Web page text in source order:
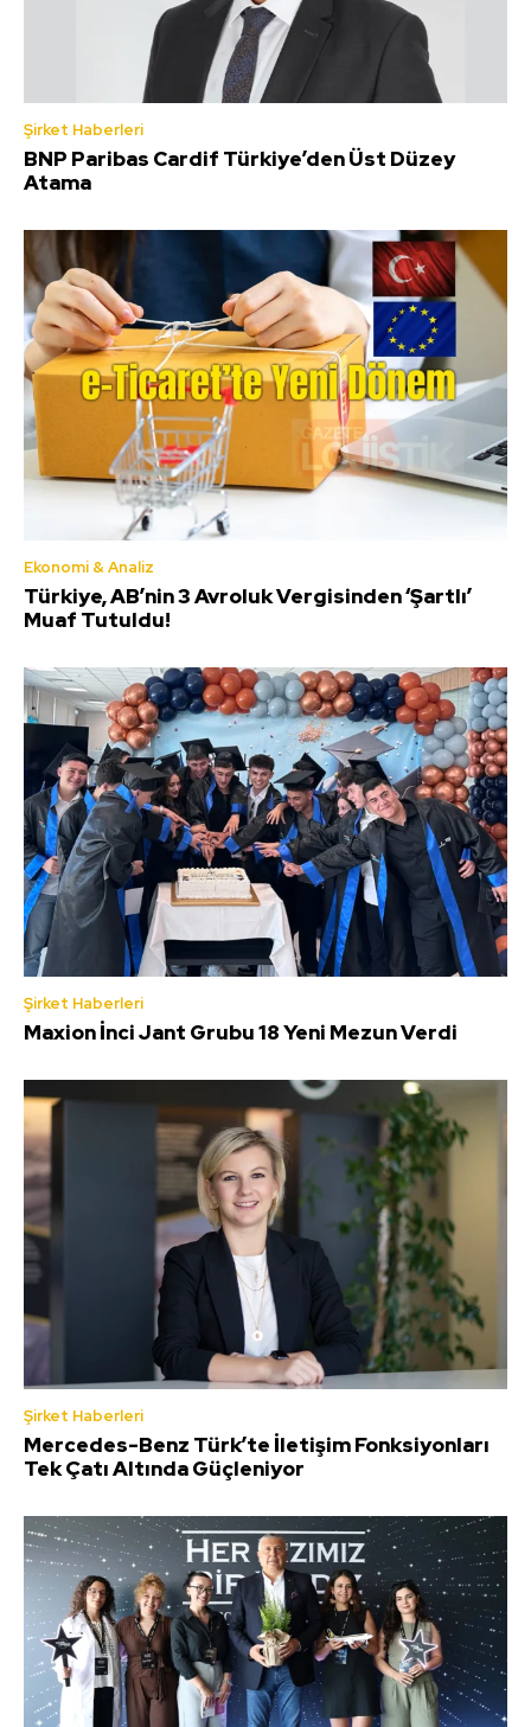
Şirket Haberleri
BNP Paribas Cardif Türkiye’den Üst Düzey
Atama
Ekonomi & Analiz
Türkiye, AB’nin 3 Avroluk Vergisinden ‘Şartlı’
Muaf Tutuldu!
Şirket Haberleri
Maxion İnci Jant Grubu 18 Yeni Mezun Verdi
Şirket Haberleri
Mercedes-Benz Türk’te İletişim Fonksiyonları
Tek Çatı Altında Güçleniyor